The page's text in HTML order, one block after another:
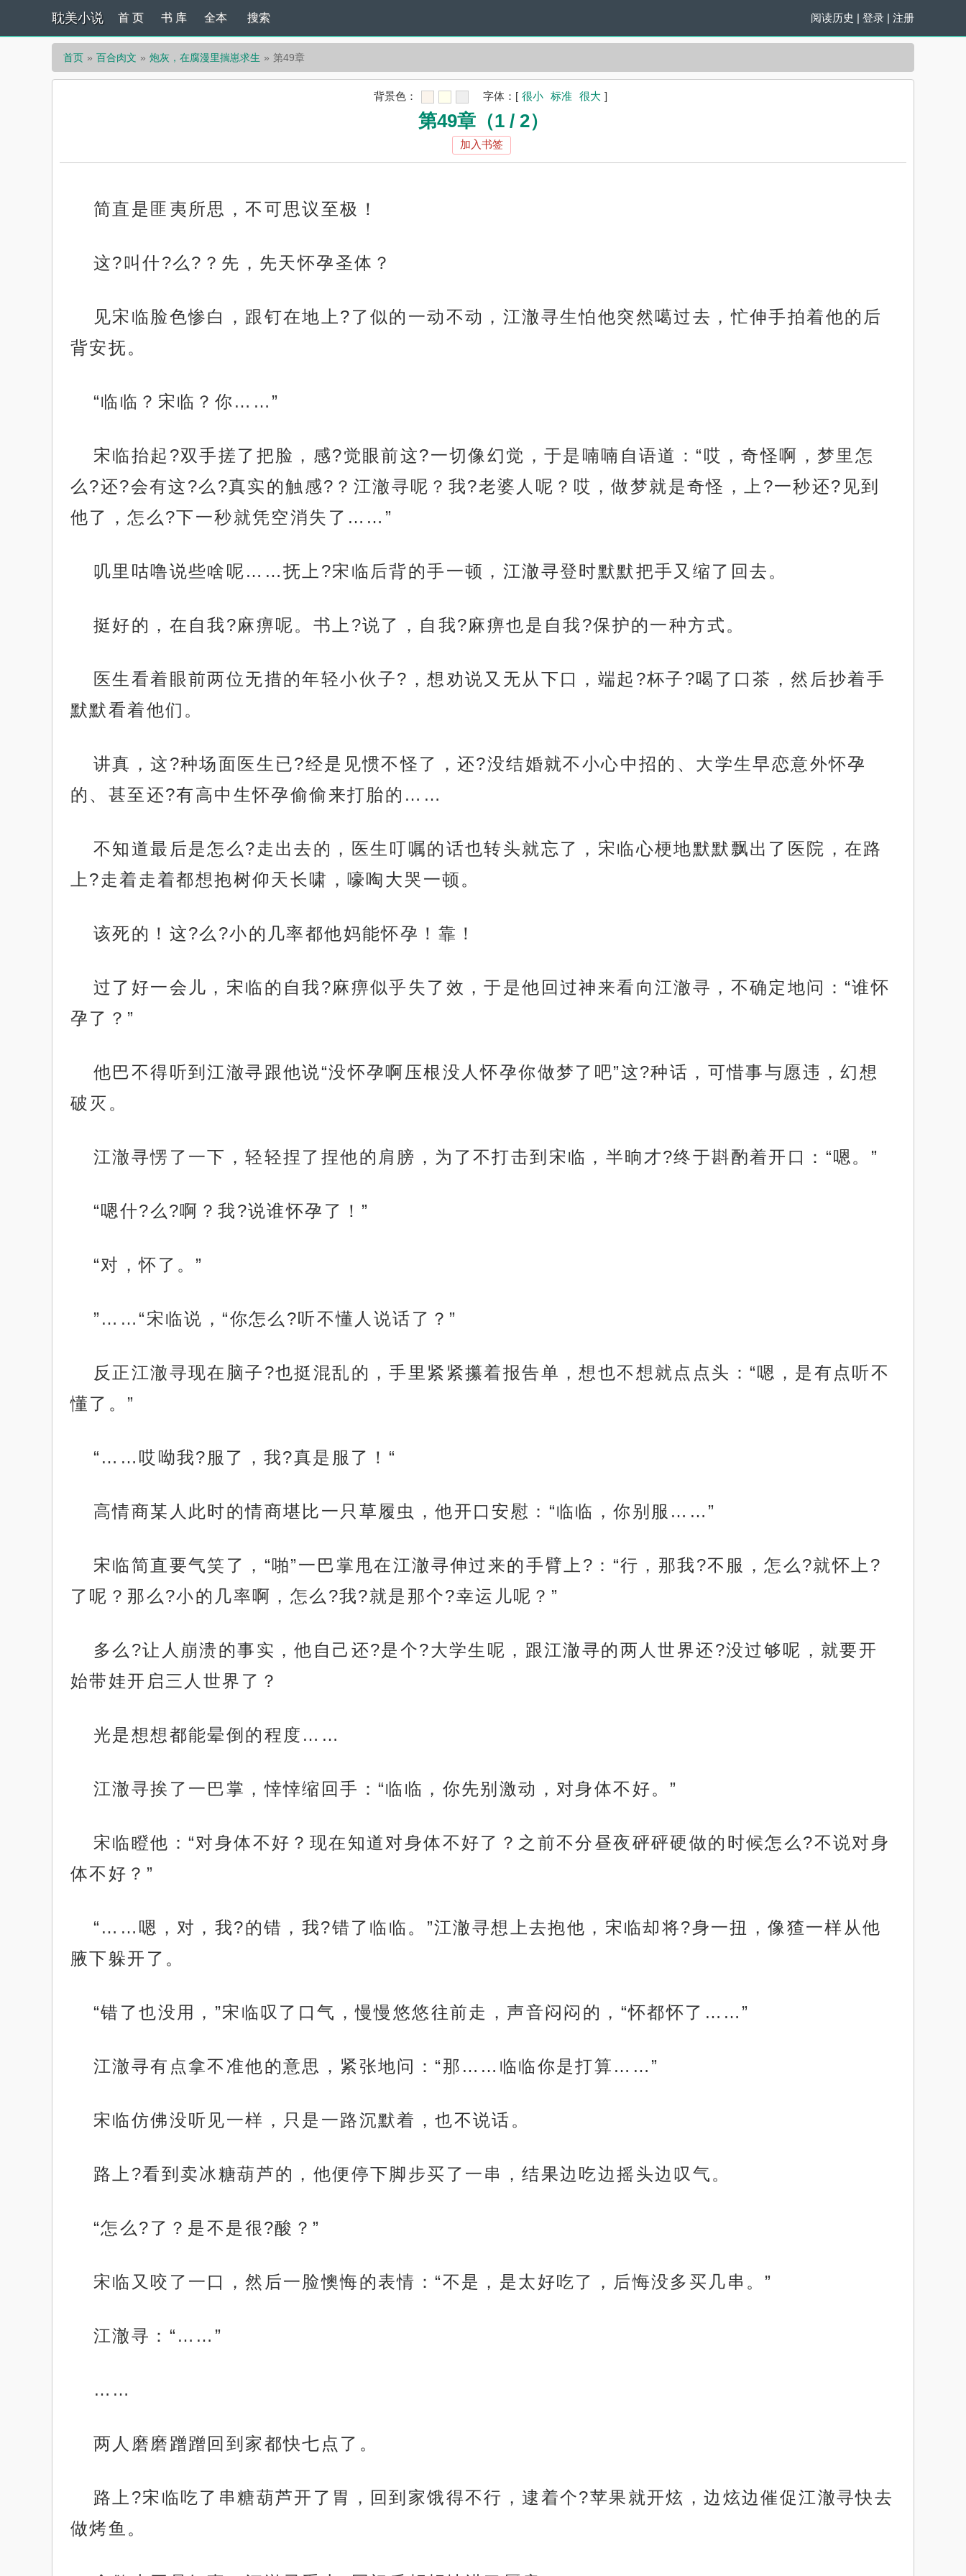
耽美小说 阅读历史 | 登录 | 注册
首 页 书 库 全本 搜索
首页 百合肉文 炮灰，在腐漫里揣崽求生 第49章
背景色： 字体： [ 很小 标准 很大 ]
第49章（1 / 2）
加入书签
简直是匪夷所思，不可思议至极！
这?叫什?么?？先，先天怀孕圣体？
见宋临脸色惨白，跟钉在地上?了似的一动不动，江澈寻生怕他突然噶过去，忙伸手拍着他的后
背安抚。
“临临？宋临？你……”
宋临抬起?双手搓了把脸，感?觉眼前这?一切像幻觉，于是喃喃自语道：“哎，奇怪啊，梦里怎
么?还?会有这?么?真实的触感?？江澈寻呢？我?老婆人呢？哎，做梦就是奇怪，上?一秒还?见到
他了，怎么?下一秒就凭空消失了……”
叽里咕噜说些啥呢……抚上?宋临后背的手一顿，江澈寻登时默默把手又缩了回去。
挺好的，在自我?麻痹呢。书上?说了，自我?麻痹也是自我?保护的一种方式。
医生看着眼前两位无措的年轻小伙子?，想劝说又无从下口，端起?杯子?喝了口茶，然后抄着手
默默看着他们。
讲真，这?种场面医生已?经是见惯不怪了，还?没结婚就不小心中招的、大学生早恋意外怀孕
的、甚至还?有高中生怀孕偷偷来打胎的……
不知道最后是怎么?走出去的，医生叮嘱的话也转头就忘了，宋临心梗地默默飘出了医院，在路
上?走着走着都想抱树仰天长啸，嚎啕大哭一顿。
该死的！这?么?小的几率都他妈能怀孕！靠！
过了好一会儿，宋临的自我?麻痹似乎失了效，于是他回过神来看向江澈寻，不确定地问：“谁怀
孕了？”
他巴不得听到江澈寻跟他说“没怀孕啊压根没人怀孕你做梦了吧”这?种话，可惜事与愿违，幻想
破灭。
江澈寻愣了一下，轻轻捏了捏他的肩膀，为了不打击到宋临，半晌才?终于斟酌着开口：“嗯。”
“嗯什?么?啊？我?说谁怀孕了！”
“对，怀了。”
”……“宋临说，“你怎么?听不懂人说话了？”
反正江澈寻现在脑子?也挺混乱的，手里紧紧攥着报告单，想也不想就点点头：“嗯，是有点听不
懂了。”
“……哎呦我?服了，我?真是服了！“
高情商某人此时的情商堪比一只草履虫，他开口安慰：“临临，你别服……”
宋临简直要气笑了，“啪”一巴掌甩在江澈寻伸过来的手臂上?：“行，那我?不服，怎么?就怀上?
了呢？那么?小的几率啊，怎么?我?就是那个?幸运儿呢？”
多么?让人崩溃的事实，他自己还?是个?大学生呢，跟江澈寻的两人世界还?没过够呢，就要开
始带娃开启三人世界了？
光是想想都能晕倒的程度……
江澈寻挨了一巴掌，悻悻缩回手：“临临，你先别激动，对身体不好。”
宋临瞪他：“对身体不好？现在知道对身体不好了？之前不分昼夜砰砰硬做的时候怎么?不说对身
体不好？”
“……嗯，对，我?的错，我?错了临临。”江澈寻想上去抱他，宋临却将?身一扭，像猹一样从他
腋下躲开了。
“错了也没用，”宋临叹了口气，慢慢悠悠往前走，声音闷闷的，“怀都怀了……”
江澈寻有点拿不准他的意思，紧张地问：“那……临临你是打算……”
宋临仿佛没听见一样，只是一路沉默着，也不说话。
路上?看到卖冰糖葫芦的，他便停下脚步买了一串，结果边吃边摇头边叹气。
“怎么?了？是不是很?酸？”
宋临又咬了一口，然后一脸懊悔的表情：“不是，是太好吃了，后悔没多买几串。”
江澈寻：“……”
……
两人磨磨蹭蹭回到家都快七点了。
路上?宋临吃了串糖葫芦开了胃，回到家饿得不行，逮着个?苹果就开炫，边炫边催促江澈寻快去
做烤鱼。